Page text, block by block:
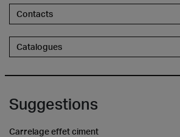
Contacts
Catalogues
Suggestions
Carrelage effet ciment